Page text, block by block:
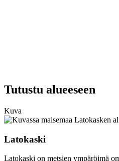
Tutustu alueeseen
Kuva
Latokaski
Latokaski on metsien ympäröimä